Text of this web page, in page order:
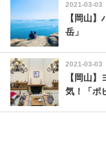
2021-03-03
【岡山
岳」
2021-03-03
【岡山
気！「ポ